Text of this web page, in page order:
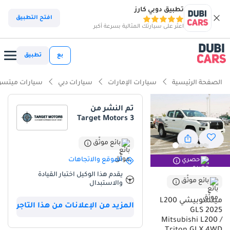
تطبيق دوبي كارز
اعثر على سيارتك المثالية بسرعة أكبر
افتح التطبيق
بع تطبيق
الصفحة الرئيسية سيارات الإمارات سيارات دبي سيارات
حصري
بائع موثّق
ميتسوبيشي L200
GLS 2025
Mitsubishi L200 /
تم النشر من
Target Motors 3
بائع موثّق
الموقع والاتجاهات
يقدم هذا الوكيل اختبار القيادة
والاستبدال
المزيد من الإعلانات من هذا التاجر
ذكاء دوبي كارز
ذكاء دوبيكارز
مؤهلة فعلياً للسير على الطرق الوعرة
أقل نسبة انخفاض في القيمة في الفئة
تصنيف أمان 5 نجوم من NCAP
ملخص
عن شاحنة تجمع بين القوة والاعتمادية المطلقة في أسواق الخليج. بفضل
محركها سعة 2.4 L الذي يعمل بالديزل مع ناقل حركة يدوي، توفر هذه
المركبة توازناً استثنائياً بين عزم الدوران اللازم للأعمال الشاقة وكفاءة